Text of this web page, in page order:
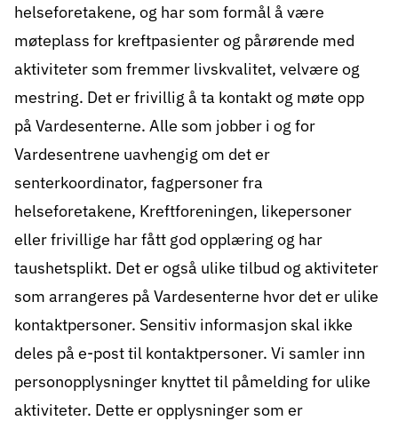
helseforetakene, og har som formål å være
møteplass for kreftpasienter og pårørende med
aktiviteter som fremmer livskvalitet, velvære og
mestring. Det er frivillig å ta kontakt og møte opp
på Vardesenterne. Alle som jobber i og for
Vardesentrene uavhengig om det er
senterkoordinator, fagpersoner fra
helseforetakene, Kreftforeningen, likepersoner
eller frivillige har fått god opplæring og har
taushetsplikt. Det er også ulike tilbud og aktiviteter
som arrangeres på Vardesenterne hvor det er ulike
kontaktpersoner. Sensitiv informasjon skal ikke
deles på e-post til kontaktpersoner. Vi samler inn
personopplysninger knyttet til påmelding for ulike
aktiviteter. Dette er opplysninger som er